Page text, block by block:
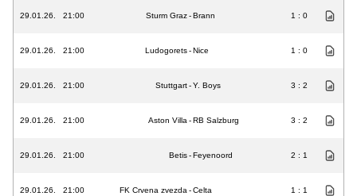
29.01.26. 21:00 Sturm Graz-Brann 1 : 0
29.01.26. 21:00 Ludogorets-Nice 1 : 0
29.01.26. 21:00 Stuttgart-Y. Boys 3 : 2
29.01.26. 21:00 Aston Villa -RB Salzburg 3 : 2
29.01.26. 21:00 Betis-Feyenoord 2 : 1
29.01.26. 21:00 FK Crvena zvezda -Celta 1 : 1